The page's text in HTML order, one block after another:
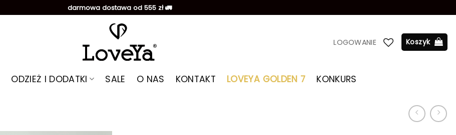
darmowa dostawa od 555 zł 🚛
LOGOWANIE Koszyk
ODZIEŻ I DODATKI SALE O NAS KONTAKT LOVEYA GOLDEN 7 KONKURS